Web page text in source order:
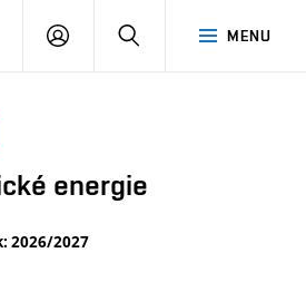
MENU
PŘIHLÁSIT
energie
2026/2027